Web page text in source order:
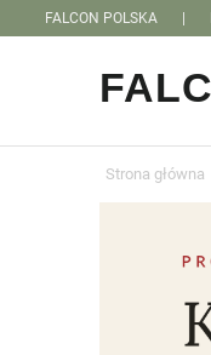
FALCON POLSKA
Strona główna